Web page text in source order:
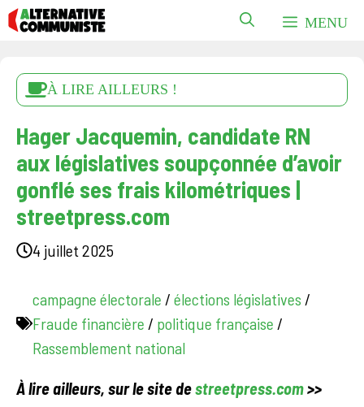
Aller
au
MENU
À LIRE AILLEURS !
Hager Jacquemin, candidate RN
aux législatives soupçonnée d’avoir
gonflé ses frais kilométriques |
streetpress.com
4 juillet 2025
campagne électorale / élections législatives /
Fraude financière / politique française /
Rassemblement national
À lire ailleurs, sur le site destreetpress.com>>